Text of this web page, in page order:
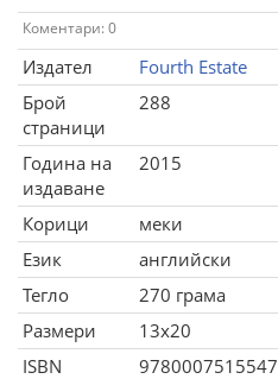
Коментари: 0
Издател
Fourth Estate
Брой
страници
288
Година на
издаване
2015
Корици
меки
Език
английски
Тегло
270 грама
Размери
13x20
ISBN
9780007515547